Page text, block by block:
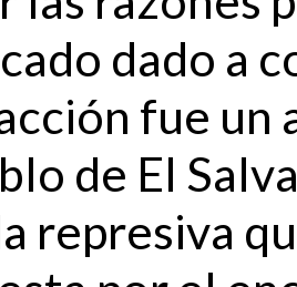
dado a
fue un
de El
represiva